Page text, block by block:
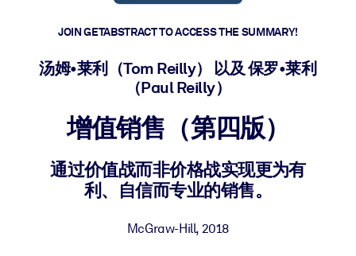
Build a healthier, more resilient workforce.
BY SYSTEM
For LMS/LXP
Bring bite-sized, verified knowledge into your LMS/LXP for
learning results.
JOIN GETABSTRACT TO ACCESS THE SUMMARY!
汤姆•莱利（Tom Reilly） 以及 保罗•莱利
（Paul Reilly）
增值销售（第四版）
通过价值战而非价格战实现更为有
利、自信而专业的销售。
McGraw-Hill, 2018